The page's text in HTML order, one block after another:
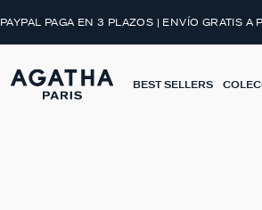
PAGA EN 3 PLAZOS | ENVÍO GRATIS A
BEST SELLERS